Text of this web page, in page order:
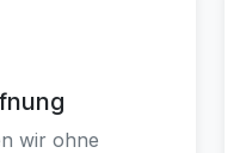
wir ohne